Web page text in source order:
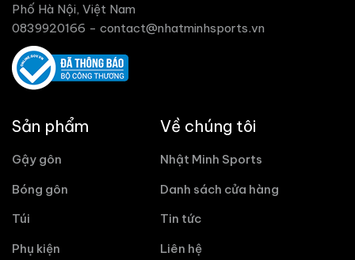
Phố Hà Nội, Việt Nam
0839920166 - contact@nhatminhsports.vn
Sản phẩm
Gậy gôn
Bóng gôn
Túi
Phụ kiện
Về chúng tôi
Nhật Minh Sports
Danh sách cửa hàng
Tin tức
Liên hệ